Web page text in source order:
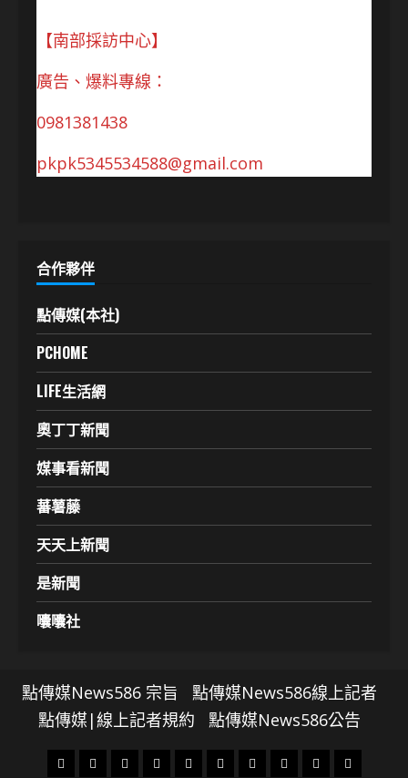
【南部採訪中心】
廣告、爆料專線：
0981381438
pkpk5345534588@gmail.com
合作夥伴
點傳媒(本社)
PCHOME
LIFE生活網
奧丁丁新聞
媒事看新聞
蕃薯藤
天天上新聞
是新聞
囔囔社
點傳媒News586 宗旨
點傳媒News586線上記者
點傳媒|線上記者規約
點傳媒News586公告
頭 財 地 文 專 娛 政 國 運 生